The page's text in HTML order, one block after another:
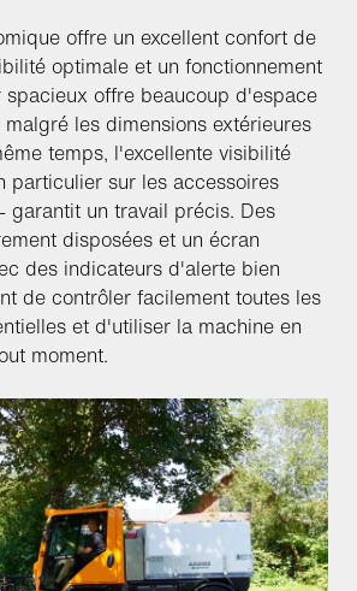
offre un excellent confort de
optimale et un fonctionnement
offre beaucoup d'espace
les dimensions extérieures
temps, l'excellente visibilité
particulier sur les accessoires
garantit un travail précis. Des
disposées et un écran
des indicateurs d'alerte bien
de contrôler facilement toutes les
et d'utiliser la machine en
moment.